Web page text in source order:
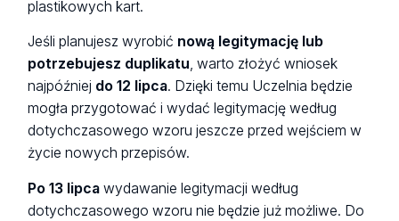
plastikowych kart.
Jeśli planujesz wyrobić nową legitymację lub
potrzebujesz duplikatu, warto złożyć wniosek
najpóźniej do 12 lipca. Dzięki temu Uczelnia będzie
mogła przygotować i wydać legitymację według
dotychczasowego wzoru jeszcze przed wejściem w
życie nowych przepisów.
Po 13 lipca wydawanie legitymacji według
dotychczasowego wzoru nie będzie już możliwe. Do